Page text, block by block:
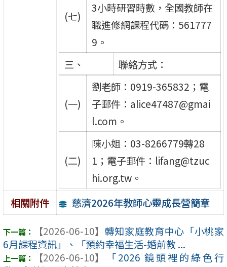
(七)
3小時研習時數，全國教師在
職進修網課程代碼：561777
9。
三、
聯絡方式：
(一)
劉老師：0919-365832；電
子郵件：alice47487@gmai
l.com。
(二)
陳小姐：03-8266779轉28
1；電子郵件：lifang@tzuc
hi.org.tw。
相關附件
慈濟2026年教師心靈成長營簡章
【2026-06-10】 轉知家庭教育中心「小桃家
6月課程資訊」、「預約幸福生活-婚前教 ...
【2026-06-10】
「2026 鏡頭裡的綠色行